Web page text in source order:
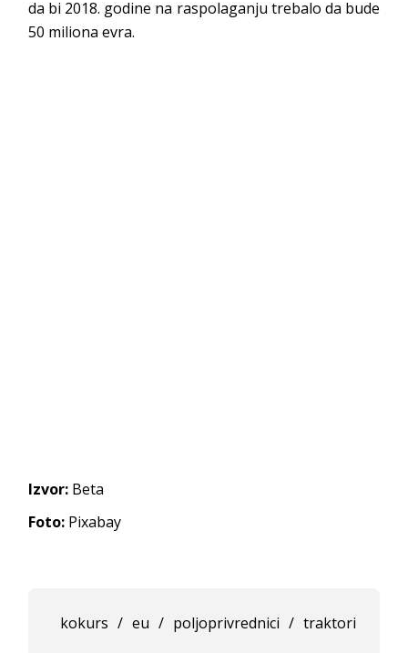
da bi 2018. godine na raspolaganju trebalo da bude
50 miliona evra.
Izvor: Beta
Foto: Pixabay
kokurs / eu / poljoprivrednici / traktori